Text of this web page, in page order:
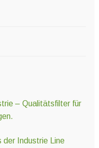
– Qualitätsfilter für
der Industrie Line